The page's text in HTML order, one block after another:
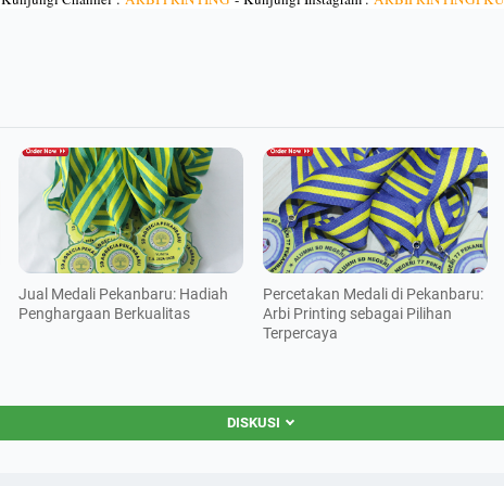
Jual Medali Pekanbaru: Hadiah
Penghargaan Berkualitas
Percetakan Medali di Pekanbaru:
Arbi Printing sebagai Pilihan
Terpercaya
DISKUSI